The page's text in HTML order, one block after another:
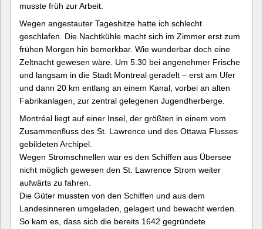
musste früh zur Arbeit.
Wegen angestauter Tageshitze hatte ich schlecht
geschlafen. Die Nachtkühle macht sich im Zimmer erst zum
frühen Morgen hin bemerkbar. Wie wunderbar doch eine
Zeltnacht gewesen wäre. Um 5.30 bei angenehmer Frische
und langsam in die Stadt Montreal geradelt – erst am Ufer
und dann 20 km entlang an einem Kanal, vorbei an alten
Fabrikanlagen, zur zentral gelegenen Jugendherberge.
Montréal liegt auf einer Insel, der größten in einem vom
Zusammenfluss des St. Lawrence und des Ottawa Flusses
gebildeten Archipel.
Wegen Stromschnellen war es den Schiffen aus Übersee
nicht möglich gewesen den St. Lawrence Strom weiter
aufwärts zu fahren.
Die Güter mussten von den Schiffen und aus dem
Landesinneren umgeladen, gelagert und bewacht werden.
So kam es, dass sich die bereits 1642 gegründete